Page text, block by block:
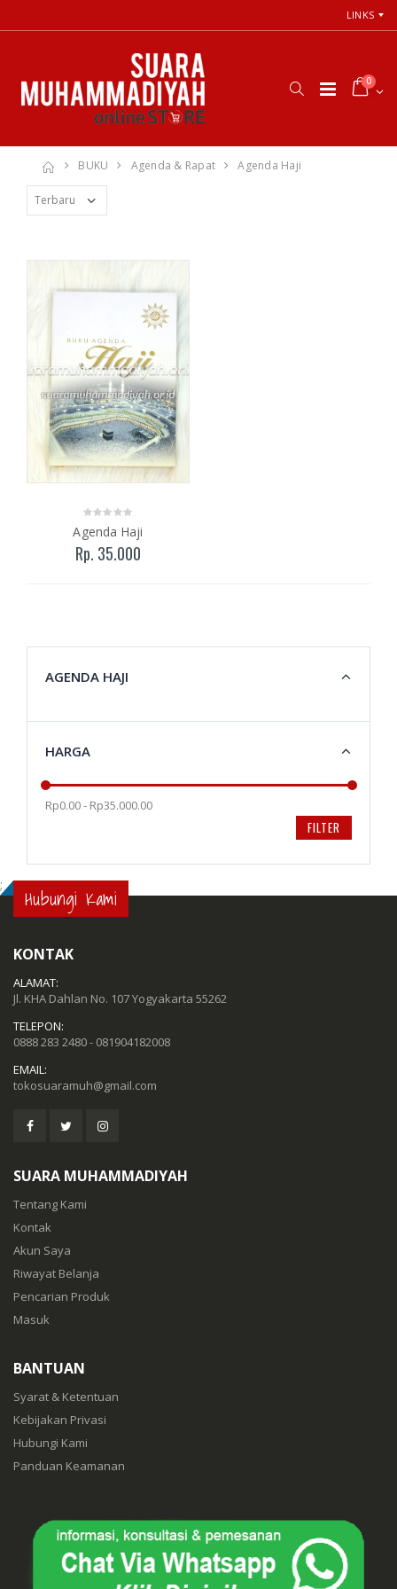
LINKS
0
BUKU Agenda & Rapat Agenda Haji
Agenda Haji
Rp. 35.000
AGENDA HAJI
HARGA
Rp0.00 - Rp35.000.00
FILTER
; Hubungi Kami
KONTAK
ALAMAT:
Jl. KHA Dahlan No. 107 Yogyakarta 55262
TELEPON:
0888 283 2480 - 081904182008
EMAIL:
tokosuaramuh@gmail.com
SUARA MUHAMMADIYAH
Tentang Kami
Kontak
Akun Saya
Riwayat Belanja
Pencarian Produk
Masuk
BANTUAN
Syarat & Ketentuan
Kebijakan Privasi
Hubungi Kami
Panduan Keamanan